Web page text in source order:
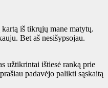
iš tikrųjų mane matytų.
Bet aš nesišypsojau.
užtikrintai ištiesė ranką prie
padavėjo palikti sąskaitą